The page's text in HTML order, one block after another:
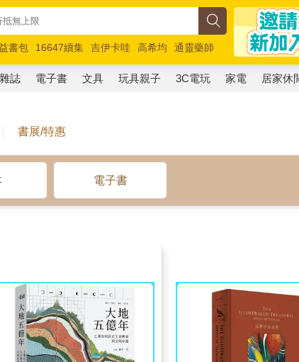
書包 16647續集 吉伊卡哇 高希均
通靈藥師
克 玩具總動員5 超慢跑
雜誌 電子書 文具 玩具親子 3C電玩 家電 居家休
書展/特惠
電子書